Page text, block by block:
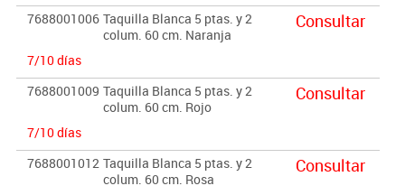
7688001006 Taquilla Blanca 5 ptas. y 2
colum. 60 cm. Naranja
7/10 días
Consultar
7688001009 Taquilla Blanca 5 ptas. y 2
colum. 60 cm. Rojo
7/10 días
Consultar
7688001012 Taquilla Blanca 5 ptas. y 2
colum. 60 cm. Rosa
Consultar